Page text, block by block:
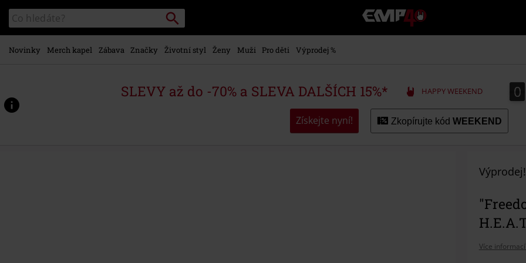
hlavnímu
obsahu
Katalog
vyhledávání
Vyhledávání
EMP
-
Hudba,
Merch
hráče,
Alternativní
Novinky Merch kapel Zábava Značky Životní styl Ženy Muži Pro děti Výprodej %
SLEVY až do -70% a SLEVA DALŠÍCH 15%* HAPPY WEEKEND 0
0
Získejte nyní! Zkopírujte kód WEEKEND
Výprodej!
Více